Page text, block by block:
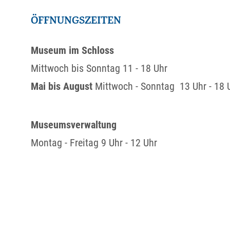
ÖFFNUNGSZEITEN
Museum im Schloss
Mittwoch bis Sonntag 11 - 18 Uhr
Mai bis August Mittwoch - Sonntag 13 Uhr - 18
Museumsverwaltung
Montag - Freitag 9 Uhr - 12 Uhr